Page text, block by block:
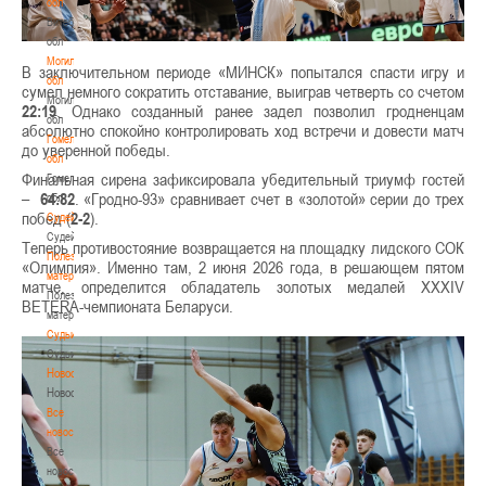
Витебская
обл
Могилевская
обл
Могилевская
обл
Гомельская
обл
Гомельская
обл
Судейство
Судейство
Полезные
материалы
Полезные
материалы
Судьи
Судьи
Новости
Новости
Все
новости
Все
новости
В заключительном периоде «МИНСК» попытался спасти игру и
сумел немного сократить отставание, выиграв четверть со счетом
22:19. Однако созданный ранее задел позволил гродненцам
абсолютно спокойно контролировать ход встречи и довести матч
до уверенной победы.
Финальная сирена зафиксировала убедительный триумф гостей
– 64:82. «Гродно-93» сравнивает счет в «золотой» серии до трех
побед (2-2).
Теперь противостояние возвращается на площадку лидского СОК
«Олимпия». Именно там, 2 июня 2026 года, в решающем пятом
матче, определится обладатель золотых медалей XXXIV
BETERA-чемпионата Беларуси.